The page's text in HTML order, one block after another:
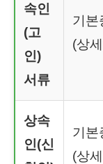
속인
(고
인)
서류
기본
(상
상속
인(신
기본
(상